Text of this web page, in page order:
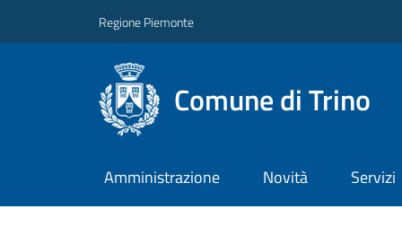
Regione Piemonte
Comune di Trino
Amministrazione Novità Servizi